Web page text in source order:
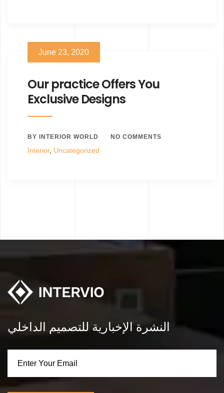
June 23, 2020
Our practice Offers You
Exclusive Designs
BY INTERIOR WORLD NO COMMENTS
Interior, Uncategorized
النشرة الإخبارية للتصميم الداخلي